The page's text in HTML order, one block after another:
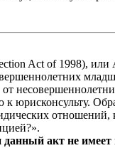
Act of 1998),
к юрисконсульту.
акт не